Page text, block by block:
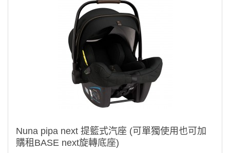
Nuna pipa next 提籃式汽座 (可單獨使用也可加
購租BASE next旋轉底座)